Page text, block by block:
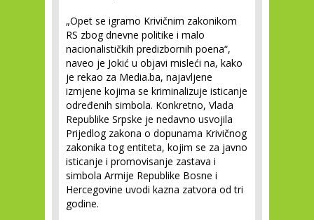
„Opet se igramo Krivičnim zakonikom
RS zbog dnevne politike i malo
nacionalističkih predizbornih poena“,
naveo je Jokić u objavi misleći na, kako
je rekao za Media.ba, najavljene
izmjene kojima se kriminalizuje isticanje
određenih simbola. Konkretno, Vlada
Republike Srpske je nedavno usvojila
Prijedlog zakona o dopunama Krivičnog
zakonika tog entiteta, kojim se za javno
isticanje i promovisanje zastava i
simbola Armije Republike Bosne i
Hercegovine uvodi kazna zatvora od tri
godine.